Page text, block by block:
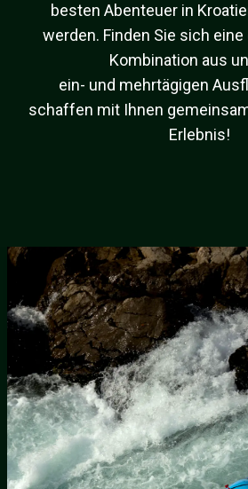
besten Abenteuer in
werden. Finden Sie sich
Kombination aus
ein- und mehrtägigen
schaffen mit Ihnen
Erlebnis!